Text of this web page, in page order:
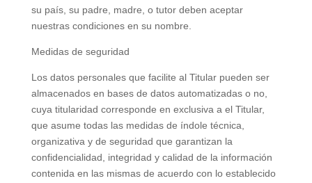
su país, su padre, madre, o tutor deben aceptar
nuestras condiciones en su nombre.
Medidas de seguridad
Los datos personales que facilite al Titular pueden ser
almacenados en bases de datos automatizadas o no,
cuya titularidad corresponde en exclusiva a el Titular,
que asume todas las medidas de índole técnica,
organizativa y de seguridad que garantizan la
confidencialidad, integridad y calidad de la información
contenida en las mismas de acuerdo con lo establecido